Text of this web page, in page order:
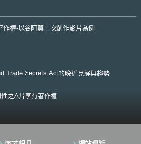
由技術移轉扮演著學術界以及產業界間仲介橋
之研發成果進行智慧財產權信託[12]與專利申請
技術移轉至民間企業。透過技術移轉開創新產業
入研發資金並回饋予大學，使大學之研發成果成
屬校方而非教授本人，東大TLO會先與校方簽
，依校方立場，判斷其是否具申請價值，並引導
向，另一方面主動向企業界推銷校方公佈的專
得及授權係由校外組織的東大TLO與校內組織
性與市場性自為調查；（五）東大TLO 根據面
22條、第122條，將發明專利的優惠期期間由
月，同時鬆綁發明專利與設計專利的公開事由。
專利)、第122條第3項(設計專利)中所規定
期的規定。 此次修法除了將本
時刪除現行本法中，申請人若欲主張優惠期必須
請專利技術內
之公開，由於是因為申請人申請專利依法所導
經同意所提出專利申請案而公開時，依據「TPP
年《細胞和基因治療產品的效價測試指引》
and Gene Therapy Products Guidance for
CQA的關鍵性製程因素（Critical Process
就需要進行產品性質與作用機制的風險評估，在
控，並詳細記錄其效價測試方法。這樣能確保產
作權-以谷阿莫二次創作影片為例
Trade Secrets Act的晚近見解與趨勢
之A片享有著作權